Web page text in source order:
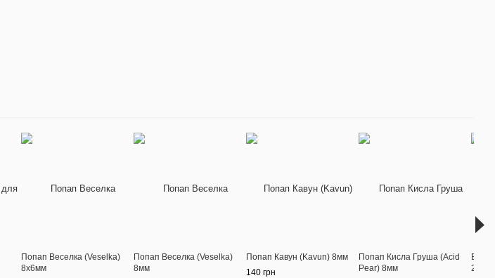
Попап Веселка (Veselka)
8x6мм
Попап Веселка (Veselka)
8мм
Попап Кавун (Kavun) 8мм
140 грн
Попап Кисла Груша (Acid
Pear) 8мм
Бойл
24мм